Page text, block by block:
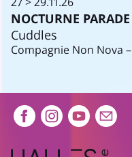
NOCTURNE PARADE
Cuddles
Compagnie Non Nova
Extra